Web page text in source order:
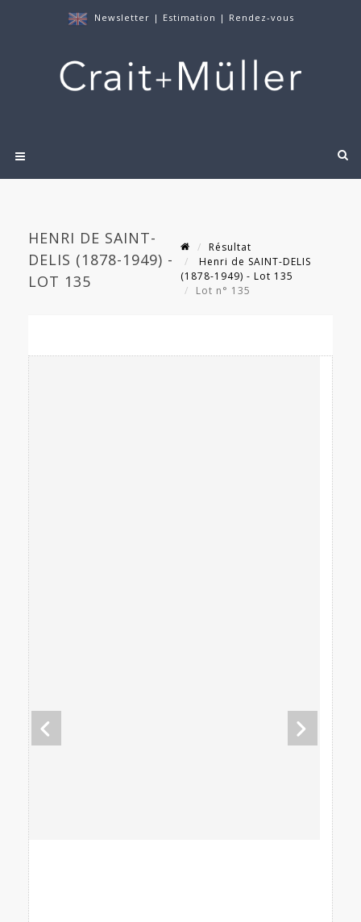
Newsletter | Estimation | Rendez-vous
HENRI DE SAINT-
DELIS (1878-1949) -
LOT 135
Résultat
Henri de SAINT-DELIS
(1878-1949) - Lot 135
Lot n° 135